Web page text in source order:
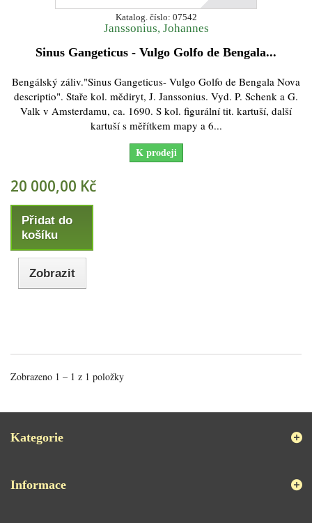
Katalog. číslo: 07542
Janssonius, Johannes
Sinus Gangeticus - Vulgo Golfo de Bengala...
Bengálský záliv."Sinus Gangeticus- Vulgo Golfo de Bengala Nova
descriptio". Staře kol. mědiryt, J. Janssonius. Vyd. P. Schenk a G.
Valk v Amsterdamu, ca. 1690. S kol. figurální tit. kartuší, další
kartuší s měřítkem mapy a 6...
K prodeji
20 000,00 Kč
Přidat do
košíku
Zobrazit
Zobrazeno 1 – 1 z 1 položky
Kategorie
Informace